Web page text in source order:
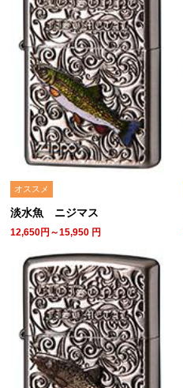
オススメ
淡水魚 ニジマス
12,650円～15,950 円